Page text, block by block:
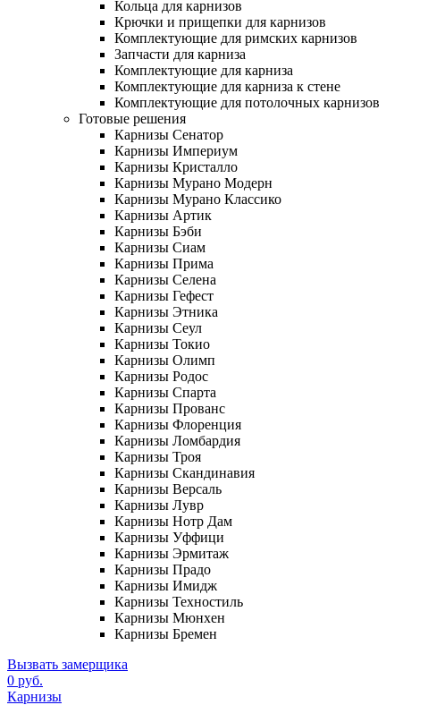
Кольца для карнизов
Крючки и прищепки для карнизов
Комплектующие для римских карнизов
Запчасти для карниза
Комплектующие для карниза
Комплектующие для карниза к стене
Комплектующие для потолочных карнизов
Готовые решения
Карнизы Сенатор
Карнизы Империум
Карнизы Кристалло
Карнизы Мурано Модерн
Карнизы Мурано Классико
Карнизы Артик
Карнизы Бэби
Карнизы Сиам
Карнизы Прима
Карнизы Селена
Карнизы Гефест
Карнизы Этника
Карнизы Сеул
Карнизы Токио
Карнизы Олимп
Карнизы Родос
Карнизы Спарта
Карнизы Прованс
Карнизы Флоренция
Карнизы Ломбардия
Карнизы Троя
Карнизы Скандинавия
Карнизы Версаль
Карнизы Лувр
Карнизы Нотр Дам
Карнизы Уффици
Карнизы Эрмитаж
Карнизы Прадо
Карнизы Имидж
Карнизы Техностиль
Карнизы Мюнхен
Карнизы Бремен
Вызвать замерщика
0 руб.
Карнизы